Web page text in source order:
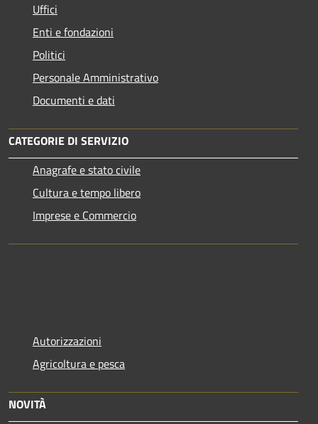
Uffici
Enti e fondazioni
Politici
Personale Amministrativo
Documenti e dati
CATEGORIE DI SERVIZIO
Anagrafe e stato civile
Cultura e tempo libero
Imprese e Commercio
Autorizzazioni
Agricoltura e pesca
NOVITÀ